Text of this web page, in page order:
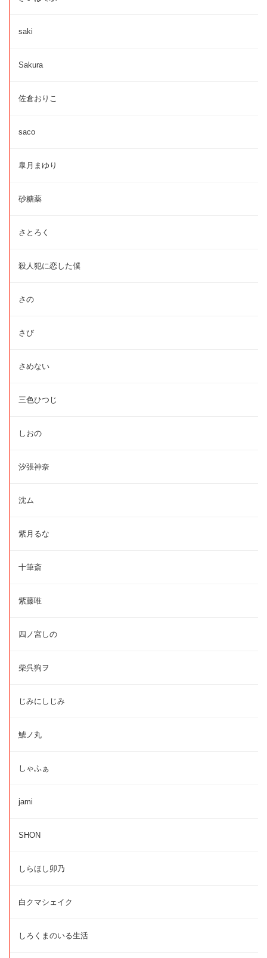
saki
Sakura
佐倉おりこ
saco
皐月まゆり
砂糖薬
さとろく
殺人犯に恋した僕
さの
さび
さめない
三色ひつじ
しおの
汐張神奈
沈ム
紫月るな
十筆斎
紫藤唯
四ノ宮しの
柴呉狗ヲ
じみにしじみ
鯱ノ丸
しゃふぁ
jami
SHON
しらほし卯乃
白クマシェイク
しろくまのいる生活